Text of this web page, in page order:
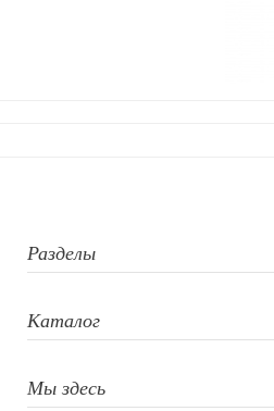
Разделы
Каталог
Мы здесь